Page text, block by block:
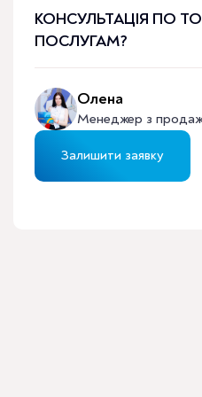
КОНСУЛЬТАЦІЯ ПО
ПОСЛУГАМ?
Олена
Менеджер з
Залишити заявку